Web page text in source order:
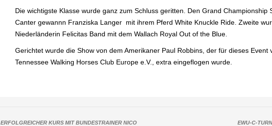
Die wichtigste Klasse wurde ganz zum Schluss geritten. Den Grand Championship
Canter gewannn Franziska Langer mit ihrem Pferd White Knuckle Ride. Zweite
Niederländerin Felicitas Band mit dem Wallach Royal Out of the Blue.
Gerichtet wurde die Show von dem Amerikaner Paul Robbins, der für dieses Event
Tennessee Walking Horses Club Europe e.V., extra eingeflogen wurde.
ERFOLGREICHER KURS MIT BUNDESTRAINER NICO
EWU-C-